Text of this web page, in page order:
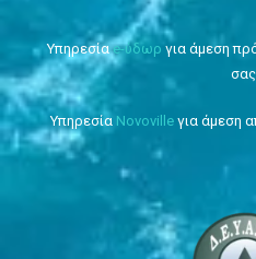
Υπηρεσίαe-ύδωρ για άμεση
σας.
Υπηρεσία Novoville για άμεση